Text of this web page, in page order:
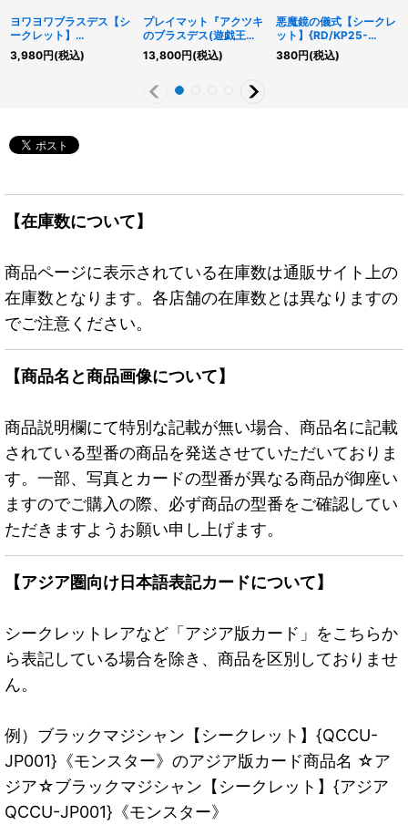
ヨワヨワブラスデス【シ
ークレット】
{RD/KP25-JP066}
《RDモンスター》
3,980円(税込)
プレイマット『アクツキ
のブラスデス(遊戯王の
日RD)』【-】{-}《プレ
イマット》
13,800円(税込)
悪魔鏡の儀式【シークレ
ット】{RD/KP25-
JP056}《RD魔法》
380円(税込)
【在庫数について】
商品ページに表示されている在庫数は通販サイト上の
在庫数となります。各店舗の在庫数とは異なりますの
でご注意ください。
【商品名と商品画像について】
商品説明欄にて特別な記載が無い場合、商品名に記載
されている型番の商品を発送させていただいておりま
す。一部、写真とカードの型番が異なる商品が御座い
ますのでご購入の際、必ず商品の型番をご確認してい
ただきますようお願い申し上げます。
【アジア圏向け日本語表記カードについて】
シークレットレアなど「アジア版カード」をこちらか
ら表記している場合を除き、商品を区別しておりませ
ん。
例）ブラックマジシャン【シークレット】{QCCU-
JP001}《モンスター》のアジア版カード商品名 ☆ア
ジア☆ブラックマジシャン【シークレット】{アジア
QCCU-JP001}《モンスター》